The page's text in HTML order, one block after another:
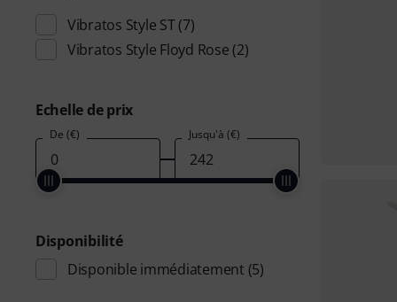
Vibratos Style ST(7)
Vibratos Style Floyd Rose (2)
Echelle de prix
De (€) Jusqu'à (€)
Disponibilité
Disponible immédiatement (5)